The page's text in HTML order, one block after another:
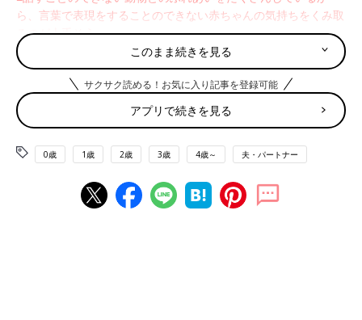
ら、言葉で表現をすることのできない赤ちゃんの気持ちをくみ取
るのが上手そう。
＜2位＞ドラマで演じた心優しい産婦人科医そのも
の 【綾野剛さん】
2位は綾野剛さん。2015年、2017年とTBS系列で放映されたドラ
マ『コウノドリ』で、心優しい主人公の産婦人科医「鴻鳥サク
ロナ禍で成人式ができなかった新成人に記念撮影をプレゼントす
るという番組の企画に一生懸命取り組んでいる姿に感動したとい
このまま続きを見る
サクサク読める！お気に入り記事を登録可能
アプリで続きを見る
0歳 1歳 2歳 3歳 4歳～ 夫・パートナー